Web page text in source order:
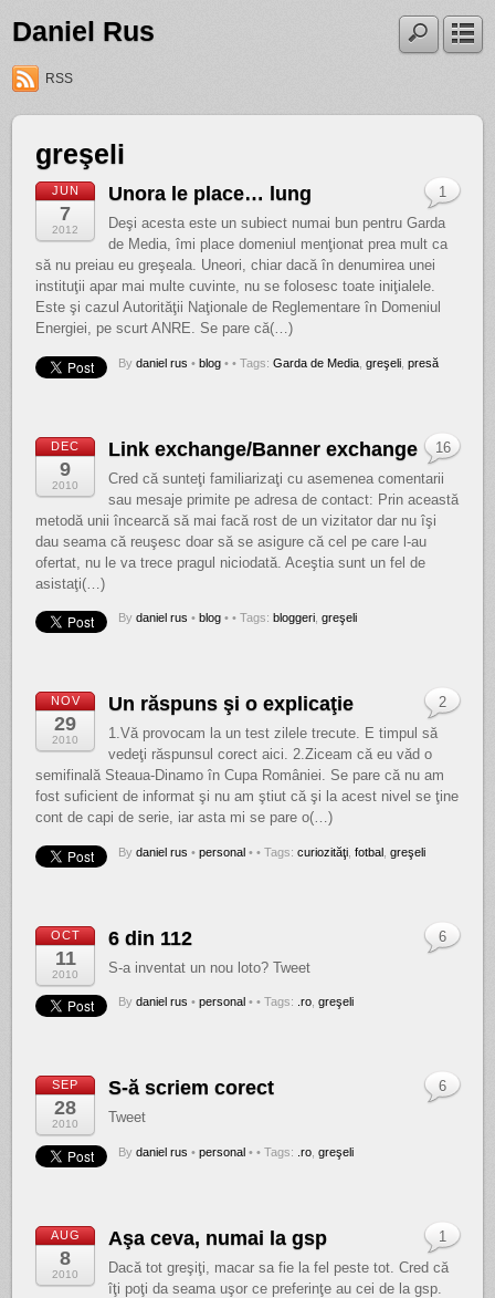
Daniel Rus
RSS
greşeli
JUN
7
2012
Unora le place… lung
Deşi acesta este un subiect numai bun pentru Garda
de Media, îmi place domeniul menţionat prea mult ca
să nu preiau eu greşeala. Uneori, chiar dacă în denumirea unei
instituţii apar mai multe cuvinte, nu se folosesc toate iniţialele.
Este şi cazul Autorităţii Naţionale de Reglementare în Domeniul
Energiei, pe scurt ANRE. Se pare că(…)
Bydaniel rus • blog •
1
• Tags:Garda de Media ,greşeli ,presă
DEC
9
2010
Link exchange/Banner exchange
Cred că sunteţi familiarizaţi cu asemenea comentarii
sau mesaje primite pe adresa de contact: Prin această
metodă unii încearcă să mai facă rost de un vizitator dar nu îşi
dau seama că reuşesc doar să se asigure că cel pe care l-au
ofertat, nu le va trece pragul niciodată. Aceştia sunt un fel de
asistaţi(…)
Bydaniel rus • blog •
16
• Tags: bloggeri ,greşeli
NOV
29
2010
Un răspuns şi o explicaţie
1.Vă provocam la un test zilele trecute. E timpul să
vedeţi răspunsul corect aici. 2.Ziceam că eu văd o
semifinală Steaua-Dinamo în Cupa României. Se pare că nu am
fost suficient de informat şi nu am ştiut că şi la acest nivel se ţine
cont de capi de serie, iar asta mi se pare o(…)
Bydaniel rus • personal •
2
• Tags:curiozităţi ,fotbal ,greşeli
OCT
11
2010
6 din 112
S-a inventat un nou loto? Tweet
Bydaniel rus • personal •
6
• Tags: .ro,greşeli
SEP
28
2010
S-ă scriem corect
Tweet
Bydaniel rus • personal •
6
• Tags: .ro ,greşeli
AUG
8
2010
Aşa ceva, numai la gsp
Dacă tot greşiţi, macar sa fie la fel peste tot. Cred că
îţi poţi da seama uşor ce preferinţe au cei de la gsp.
1